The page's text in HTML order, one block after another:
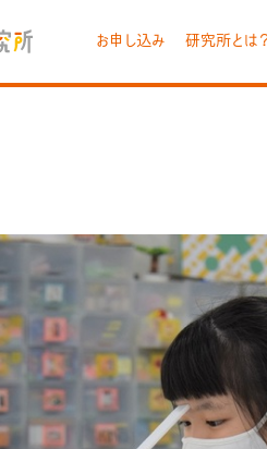
お申し込み 研究所とは